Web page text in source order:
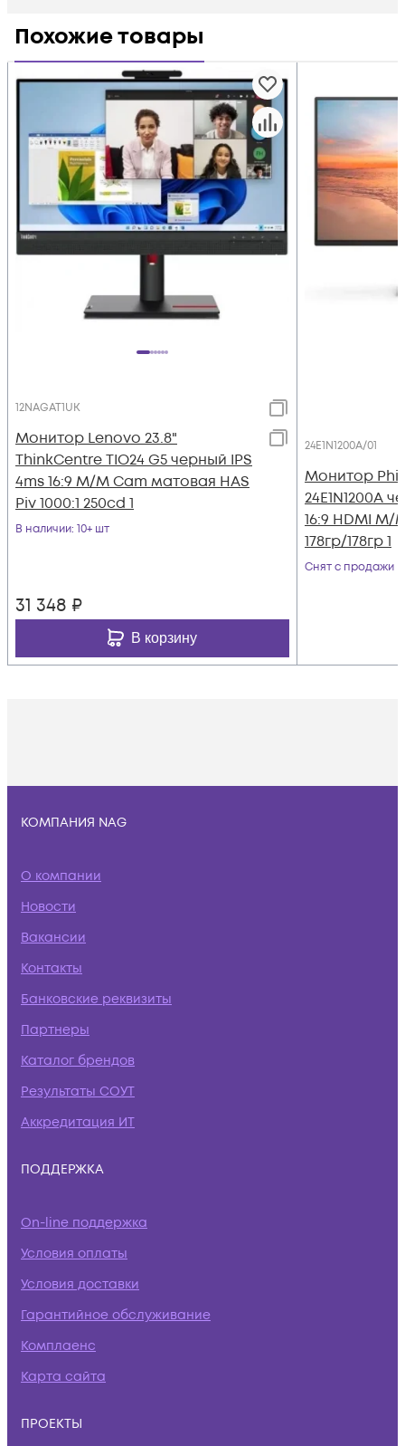
Похожие товары
12NAGAT1UK
Монитор Lenovo 23.8"
ThinkCentre TIO24 G5 черный IPS
4ms 16:9 M/M Cam матовая HAS
Piv 1000:1 250cd 1
В наличии: 10+ шт
31 348 ₽
В корзину
24E1N1200A/01
Монитор
24E1N1200A
16:9 HDMI
178гр/178гр 1
Снят с продажи
КОМПАНИЯ NAG
О компании
Новости
Вакансии
Контакты
Банковские реквизиты
Партнеры
Каталог брендов
Результаты СОУТ
Аккредитация ИТ
ПОДДЕРЖКА
On-line поддержка
Условия оплаты
Условия доставки
Гарантийное обслуживание
Комплаенс
Карта сайта
ПРОЕКТЫ